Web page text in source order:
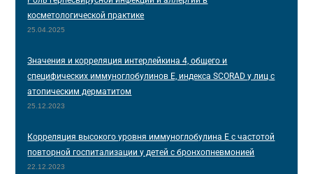
косметологической практике
25.04.2025
Значения и корреляция интерлейкина 4, общего и
специфических иммуноглобулинов Е, индекса SCORAD у лиц с
атопическим дерматитом
25.12.2023
Корреляция высокого уровня иммуноглобулина E с частотой
повторной госпитализации у детей с бронхопневмонией
22.12.2023